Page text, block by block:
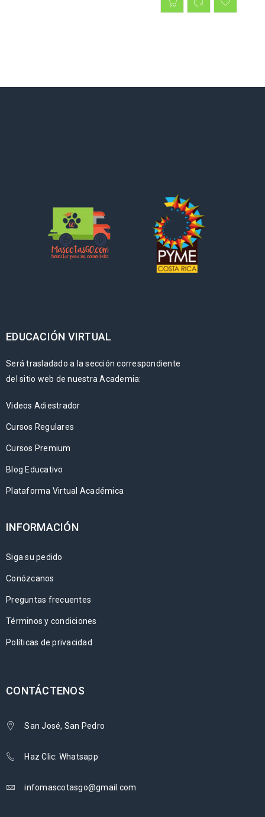
EDUCACIÓN VIRTUAL
Será trasladado a la sección correspondiente
del sitio web de nuestra Academia:
Videos Adiestrador
Cursos Regulares
Cursos Premium
Blog Educativo
Plataforma Virtual Académica
INFORMACIÓN
Siga su pedido
Conózcanos
Preguntas frecuentes
Términos y condiciones
Políticas de privacidad
CONTÁCTENOS
San José, San Pedro
Haz Clic: Whatsapp
infomascotasgo@gmail.com